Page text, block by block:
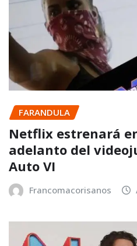
FARANDULA
Netflix estrenará
adelanto del
Auto VI
Francomacorisanos